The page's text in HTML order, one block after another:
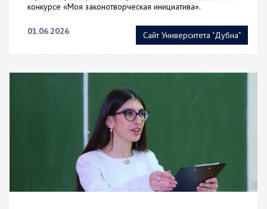
Сайт Университета "Дубна"
конкурсе «Моя законотворческая инициатива».
01.06.2026